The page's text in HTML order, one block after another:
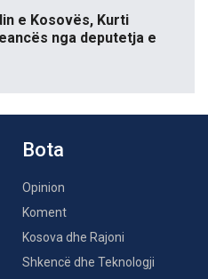
e Kosovës, Kurti
nga deputetja e
Bota
Opinion
Koment
Kosova dhe Rajoni
Shkencë dhe Teknologji